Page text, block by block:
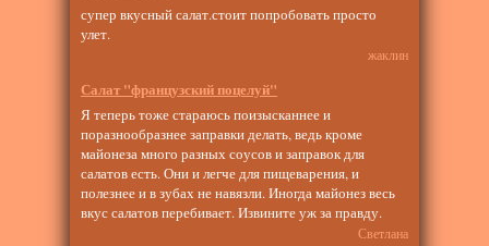
супер вкусный салат.стоит попробовать просто
улет.
жаклин
Салат "французский поцелуй"
Я теперь тоже стараюсь поизысканнее и
поразнообразнее заправки делать, ведь кроме
майонеза много разных соусов и заправок для
салатов есть. Они и легче для пищеварения, и
полезнее и в зубах не навязли. Иногда майонез весь
вкус салатов перебивает. Извините уж за правду.
Светлана